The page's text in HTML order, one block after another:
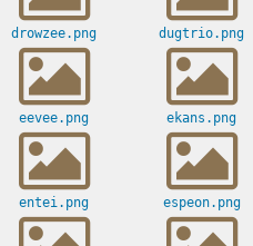
drowzee.png dugtrio.png
eevee.png ekans.png
entei.png espeon.png